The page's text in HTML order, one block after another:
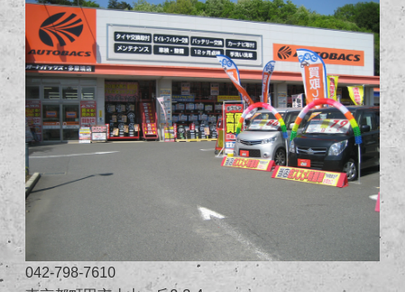
042-798-7610